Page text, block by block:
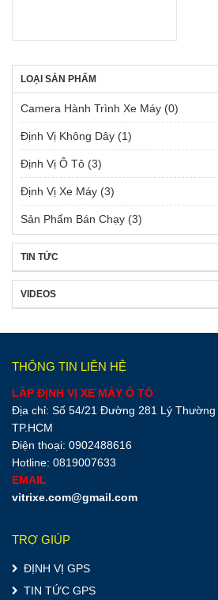
1.990.000 ₫.là:
LOẠI SẢN PHẨM
Camera Hành Trình Xe Máy (0)
Định Vị Không Dây (1)
Định Vị Ô Tô (3)
Định Vị Xe Máy (3)
Sản Phẩm Bán Chạy (3)
TIN TỨC
VIDEOS
THÔNG TIN LIÊN HỆ
LẮP ĐỊNH VỊ XE MÁY Ô TÔ
Địa chỉ: Số 54/21 Đường 281 Lý Thường
TP.HCM
Điện thoại: 0902488616
Hotline: 0819007633
EMAIL
vitrixe.com@gmail.com
TRỢ GIÚP
ĐỊNH VỊ GPS
TIN TỨC GPS